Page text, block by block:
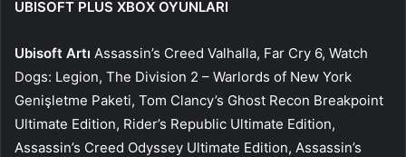
UBISOFT PLUS XBOX OYUNLARI
Ubisoft Artı Assassin’s Creed Valhalla, Far Cry 6, Watch
Dogs: Legion, The Division 2 – Warlords of New York
Genişletme Paketi, Tom Clancy’s Ghost Recon Breakpoint
Ultimate Edition, Rider’s Republic Ultimate Edition,
Assassin’s Creed Odyssey Ultimate Edition, Assassin’s